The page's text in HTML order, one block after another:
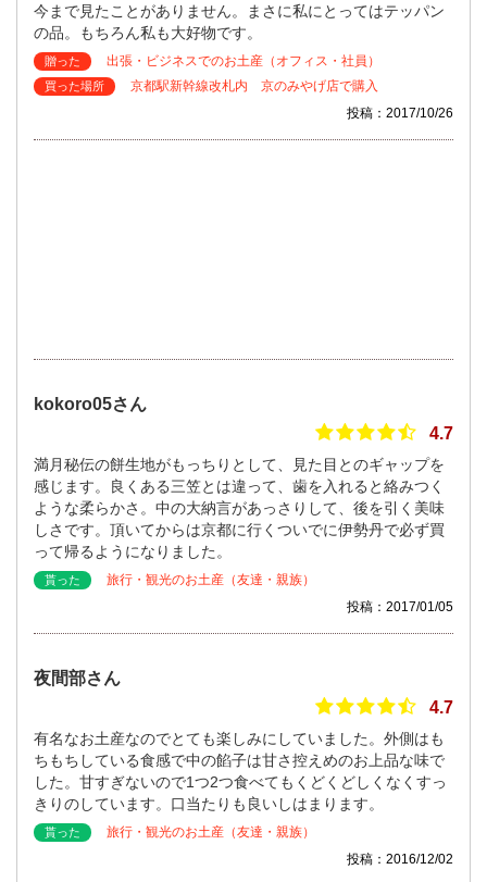
今まで見たことがありません。まさに私にとってはテッパン
の品。もちろん私も大好物です。
贈った 出張・ビジネスでのお土産（オフィス・社員）
買った場所
京都駅新幹線改札内 京のみやげ店で購入
投稿：2017/10/26
kokoro05さん
4.7
満月秘伝の餅生地がもっちりとして、見た目とのギャップを
感じます。良くある三笠とは違って、歯を入れると絡みつく
ような柔らかさ。中の大納言があっさりして、後を引く美味
しさです。頂いてからは京都に行くついでに伊勢丹で必ず買
って帰るようになりました。
貰った
旅行・観光のお土産（友達・親族）
投稿：2017/01/05
夜間部さん
4.7
有名なお土産なのでとても楽しみにしていました。外側はも
ちもちしている食感で中の餡子は甘さ控えめのお上品な味で
した。甘すぎないので1つ2つ食べてもくどくどしくなくすっ
きりのしています。口当たりも良いしはまります。
貰った
旅行・観光のお土産（友達・親族）
投稿：2016/12/02